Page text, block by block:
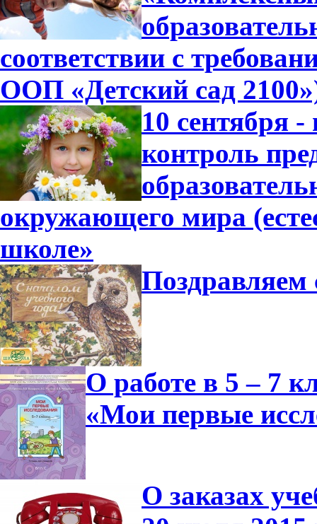
соответствии с
ООП «Детский сад
10 сентября
контроль
окружающего мира
школе»
Поздравляем
О работе в 5 – 7
«Мои первые
О заказах